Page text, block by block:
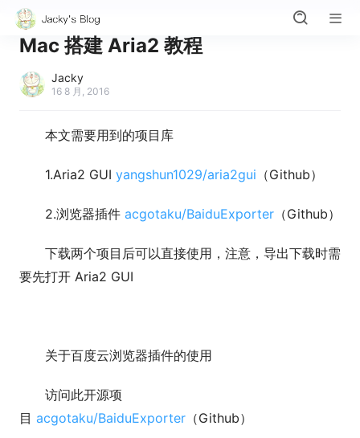
Mac 搭建 Aria2 教程
Jacky
16 8 月, 2016
本文需要用到的项目库
1.Aria2 GUI yangshun1029/aria2gui （Github）
2.浏览器插件 acgotaku/BaiduExporter （Github）
下载两个项目后可以直接使用，注意，导出下载时需
要先打开 Aria2 GUI
关于百度云浏览器插件的使用
访问此开源项
目 acgotaku/BaiduExporter （Github）